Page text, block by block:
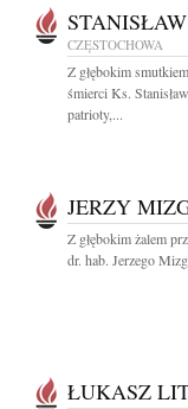
CZĘSTOCHOWA
Z głębokim
śmierci Ks.
patrioty,...
JERZY
Z głębokim żalem
dr. hab. Jerzego
ŁUKASZ